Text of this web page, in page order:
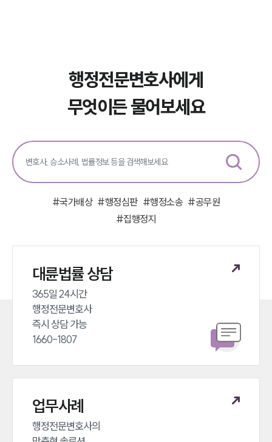
행정전문변호사에게
무엇이든 물어보세요
#국가배상 #행정심판 #행정소송 #공무원
#집행정지
대륜법률 상담
365일 24시간
행정전문변호사
즉시 상담 가능
1660-1807
업무사례
행정전문변호사의